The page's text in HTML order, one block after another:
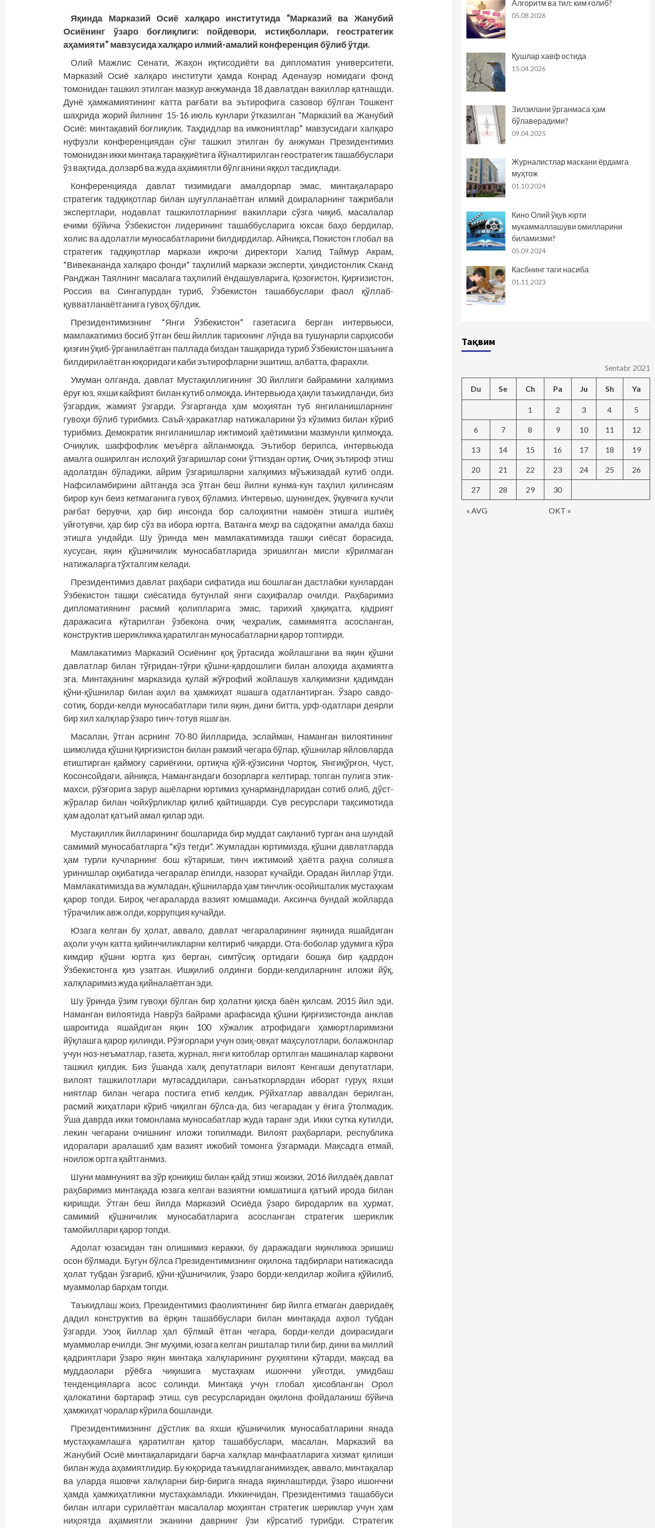
Яқинда Марказий Осиё халқаро институтида “Марказий ва Жанубий
Осиёнинг ўзаро боғлиқлиги: пойдевори, истиқболлари, геостратегик
аҳамияти” мавзусида халқаро илмий-амалий конференция бўлиб ўтди.
Олий Мажлис Сенати, Жаҳон иқтисодиёти ва дипломатия университети,
Марказий Осиё халқаро институти ҳамда Конрад Аденауэр номидаги фонд
томонидан ташкил этилган мазкур анжуманда 18 давлатдан вакиллар қатнаш­­ди.
Дунё ҳамжамиятининг катта рағбати ва эътирофига сазовор бўлган Тошкент
шаҳрида жорий йилнинг 15-16 июль кунлари ўтказилган “Марказий ва Жанубий
Осиё: минтақавий боғлиқлик. Таҳдидлар ва имкониятлар” мавзусидаги халқаро
нуфузли конференциядан сўнг ташкил этилган бу анжуман Президентимиз
томонидан икки минтақа тараққиётига йўналтирилган геостратегик ташаббуслари
ўз вақтида, долзарб ва жуда аҳамиятли бўлганини яққол тасдиқлади.
Конференцияда давлат тизимидаги амалдорлар эмас, минтақалараро
стратегик тадқиқотлар билан шуғулланаётган илмий доираларнинг тажрибали
экспертлари, нодав­лат ташкилотларнинг вакиллари сўзга чиқиб, масалалар
ечими бўйича Ўзбекистон лидерининг ташаббусларига юксак баҳо бердилар,
холис ва адолатли муносабатларини билдирдилар. Айниқса, Покистон глобал ва
стратегик тадқиқотлар маркази ижрочи директори Халид Таймур Акрам,
“Вивекананда халқаро фонди” таҳлилий маркази эксперти, ҳиндистонлик Сканд
Ранджан Таялнинг масалага таҳлилий ёндашувларига, Қозоғистон, Қирғизистон,
Россия ва Сингапурдан туриб, Ўзбекистон ташаб­буслари фаол қўллаб-
қувватланаётганига гувоҳ бўлдик.
Президентимизнинг “Янги Ўзбекистон” газетасига берган интервьюси,
мамлакатимиз босиб ўтган беш йиллик тарихнинг лўнда ва тушунарли сарҳисоби
қизғин ўқиб-ўрганилаётган паллада биздан ташқарида туриб Ўзбекистон шаънига
билдирилаётган юқоридаги каби эътирофларни эшитиш, албатта, фарахли.
Умуман олганда, давлат Мустақиллигининг 30 йиллиги байрамини халқимиз
ёруғ юз, яхши кайфият билан кутиб олмоқда. Интервьюда ҳақли таъкидланди, биз
ўзгардик, жамият ўзгарди. Ўзгарганда ҳам моҳиятан туб янгила­нишларнинг
гувоҳи бўлиб турибмиз. Саъй-ҳаракатлар натижаларини ўз кўзимиз билан кўриб
турибмиз. Демократик янгиланишлар ижтимоий ҳаётимизни мазмунли қилмоқда.
Очиқлик, шаффофлик меъёрга айланмоқда. Эътибор берилса, интервьюда
амалга оширилган ислоҳий ўзгаришлар сони ўттиздан ортиқ. Очиқ эътироф этиш
адолатдан бўладики, айрим ўзгаришларни халқимиз мўъжизадай кутиб олди.
Нафсиламбирини айтганда эса ўтган беш йилни кунма-кун таҳлил қилинсаям
бирор кун беиз кетмаганига гувоҳ бўламиз. Интервью, шунингдек, ўқувчига кучли
рағбат берувчи, ҳар бир инсонда бор салоҳиятни намоён этишга иштиёқ
уйғотувчи, ҳар бир сўз ва ибора юртга, Ватанга меҳр ва садоқатни амалда бахш
этишга ундайди. Шу ўринда мен мамлакатимизда ташқи сиёсат борасида,
хусусан, яқин қўшничилик муносабатларида эришилган мисли кўрилмаган
натижаларга тўхталгим келади.
Президентимиз давлат раҳбари сифатида иш бошлаган дастлабки кунлардан
Ўзбекистон ташқи сиёсатида бутунлай янги саҳифалар очилди. Раҳбаримиз
дипломатиянинг расмий қолипларига эмас, тарихий ҳақиқатга, қадрият
даражасига кўтарилган ўзбекона очиқ чеҳралик, самимиятга асосланган,
конструктив ше­рикликка қаратилган муносабатларни қарор топтирди.
Мамлакатимиз Марказий Осиёнинг қоқ ўртасида жойлашгани ва яқин қўшни
давлатлар билан тўғридан-тўғри қўшни-қардошлиги билан алоҳида аҳамиятга
эга. Минтақанинг марказида қулай жўғрофий жойлашув халқимизни қадимдан
қўни-қўшнилар билан аҳил ва ҳамжиҳат яшашга одатлантирган. Ўзаро савдо-
сотиқ, борди-келди муносабатлари тили яқин, дини битта, урф-одатлари деярли
бир хил халқлар ўзаро тинч-тотув яшаган.
Масалан, ўтган асрнинг 70-80 йилларида, эслайман, Наманган вилоятининг
шимолида қўшни Қирғизистон билан рамзий чегара бўлар, қўшнилар яйловларда
етиштирган қаймоғу сариёғини, ортиқча қўй-қўзисини Чортоқ, Янгиқўрғон, Чуст,
Косонсойдаги, айниқса, Намангандаги бозорларга келтирар, топган пулига этик-
махси, рўзғорига зарур ашёларни юртимиз ҳунармандларидан сотиб олиб, дўст-
жўралар билан чойхўрликлар қилиб қайтишарди. Сув ресурслари тақсимотида
ҳам адолат қатъий амал қилар эди.
Мустақиллик йилларининг бошларида бир муддат сақланиб турган ана шундай
самимий муносабатларга “кўз тегди”. Жумладан юртимизда, қўшни давлатларда
ҳам турли кучларнинг бош кўтариши, тинч ижтимоий ҳаётга раҳна солишга
уринишлар оқибатида чегаралар ёпилди, назорат кучайди. Орадан йиллар ўтди.
Мамлакатимизда ва жумладан, қўшниларда ҳам тинчлик-осойишталик мустаҳкам
қарор топди. Бироқ чегараларда вазият юмшамади. Аксинча бундай жойларда
тўрачилик авж олди, коррупция кучайди.
Юзага келган бу ҳолат, аввало, давлат чегараларининг яқинида яшайдиган
аҳоли учун катта қийинчиликларни келтириб чиқарди. Ота-боболар удумига кўра
кимдир қўшни юртга қиз берган, симтўсиқ ортидаги бошқа бир қадр­дон
Ўзбекистонга қиз узатган. Ишқилиб олдинги борди-келдиларнинг иложи йўқ,
халқларимиз жуда қийналаётган эди.
Шу ўринда ўзим гувоҳи бўлган бир ҳолатни қисқа баён қилсам. 2015 йил эди.
Наманган вилоятида Наврўз байрами арафасида қўшни Қирғизистонда анклав
шароитида яшайдиган яқин 100 хўжалик атрофидаги ҳамюртларимизни
йўқлашга қарор қилинди. Рўзғорлари учун озиқ-овқат маҳсулотлари, болажонлар
учун ноз-неъматлар, газета, журнал, янги китоб­лар ортилган машиналар карвони
ташкил қилдик. Биз ўшанда халқ депутатлари вилоят Кенгаши депутатлари,
вилоят ташкилотлари мутасаддилари, санъаткорлардан иборат гуруҳ яхши
ниятлар билан чегара постига етиб келдик. Рўйхатлар аввалдан берилган,
расмий жиҳатлари кўриб чиқилган бўлса-да, биз чегарадан у ёғига ўтолмадик.
Ўша даврда икки томонлама муносабатлар жуда таранг эди. Икки сутка кутилди,
лекин чегарани очишнинг иложи топилмади. Вилоят раҳбарлари, республика
идоралари аралашиб ҳам вазият ижобий томонга ўзгармади. Мақсадга етмай,
ноилож ортга қайтганмиз.
Шуни мамнуният ва зўр қониқиш билан қайд этиш жоизки, 2016 йилдаёқ давлат
раҳбаримиз минтақада юзага келган вазиятни юмшатишга қатъий ирода билан
киришди. Ўтган беш йилда Марказий Осиёда ўзаро биродарлик ва ҳурмат,
самимий қўшничилик муносабатларига асосланган стратегик шериклик
тамойиллари қарор топди.
Адолат юзасидан тан олишимиз керакки, бу даражадаги яқинликка эришиш
осон бўлмади. Бугун бўлса Президентимизнинг оқилона тадбирлари натижасида
ҳолат тубдан ўзгариб, қўни-қўшничилик, ўзаро борди-келдилар жойига қўйилиб,
муаммолар барҳам топди.
Таъкидлаш жоиз, Президентимиз фаолиятининг бир йилга етмаган давридаёқ
дадил конструктив ва ёрқин ташаббуслари билан минтақада аҳвол тубдан
ўзгарди. Узоқ йиллар ҳал бўлмай ётган чегара, борди-келди доирасидаги
муаммолар ечилди. Энг муҳими, юзага келган ришталар тили бир, дини ва миллий
қадриятлари ўзаро яқин минтақа халқларининг руҳиятини кўтарди, мақсад ва
муддаолари рўёбга чиқишига мустаҳкам ишончни уйғотди, умидбаш
тенденцияларга асос солинди. Минтақа учун глобал ҳисобланган Орол
ҳалокатини бартараф этиш, сув ресурсларидан оқилона фойдаланиш бўйича
ҳамжиҳат чоралар кўрила бошланди.
Президентимизнинг дўстлик ва яхши қўшничилик муносабатларини янада
мустаҳкамлашга қаратилган қатор ташаббуслари, масалан, Марказий ва
Жанубий Осиё минтақаларидаги барча халқлар манфаатларига хизмат қилиши
билан жуда аҳамиятлидир. Бу юқорида таъкидлаганимиздек, аввало, минтақалар
ва уларда яшовчи халқларни бир-бирига янада яқинлаштирди, ўзаро ишончни
ҳамда ҳамжиҳатликни мус­таҳкамлади. Иккинчидан, Президентимиз ташаббуси
билан илгари сурилаётган масалалар моҳиятан стратегик шериклар учун ҳам
ниҳоятда аҳамиятли эканини даврнинг ўзи кўрсатиб турибди. Стратегик
Алгоритм ва тил: ким ғолиб?
05.08.2026
Қушлар хавф остида
15.04.2026
Зилзилани ўрганмаса ҳам
бўлаверадими?
09.04.2025
Журналистлар маскани ёрдамга
муҳтож
01.10.2024
Кино Олий ўқув юрти
мукаммаллашуви омилларини
биламизми?
05.09.2024
Касбнинг таги насиба
01.11.2023
Тақвим
Sentabr 2021
Du Se Ch Pa Ju Sh Ya
« AVG OKT »
1 2 3 4 5
6 7 8 9 10 11 12
13 14 15 16 17 18 19
20 21 22 23 24 25 26
27 28 29 30